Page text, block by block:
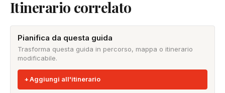
Itinerario correlato
Pianifica da questa guida
Trasforma questa guida in percorso, mappa o itinerario
modificabile.
Aggiungi all'itinerario